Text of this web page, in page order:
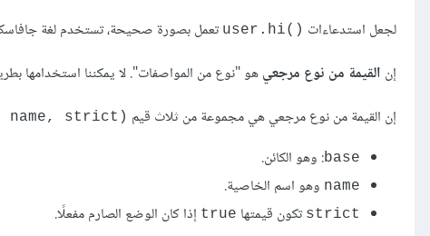
لجعل استدعاءات user.hi()‎ تعمل بصورة صحيحة، تستخدم لغة
إن القيمة من نوع مرجعيهو "نوع من المواصفات". لا يمكننا استخدامها
إن القيمة من نوع مرجعي هي مجموعة من ثلاث قيم (base, name, strict)
base: وهو الكائن.
name وهو اسم الخاصية.
strict تكون قيمتها true إذا كان الوضع الصارم مفعلًا.